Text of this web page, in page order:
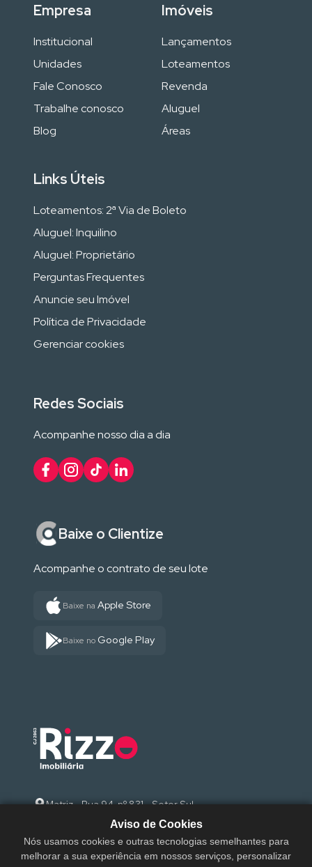
Matriz - Rua 94, nº 831 - Setor Sul
sac@rizzoimobiliaria.com.br
Empresa
Institucional
Unidades
Fale Conosco
Trabalhe conosco
Blog
Imóveis
Lançamentos
Loteamentos
Revenda
Aluguel
Áreas
Links Úteis
Loteamentos: 2ª Via de Boleto
Aluguel: Inquilino
Aluguel: Proprietário
Perguntas Frequentes
Anuncie seu Imóvel
Política de Privacidade
Gerenciar cookies
Redes Sociais
Acompanhe nosso dia a dia
Baixe o Clientize
Acompanhe o contrato de seu lote
Baixe na Apple Store
Baixe no Google Play
Aviso de Cookies
Nós usamos cookies e outras tecnologias semelhantes para
melhorar a sua experiência em nossos serviços, personalizar